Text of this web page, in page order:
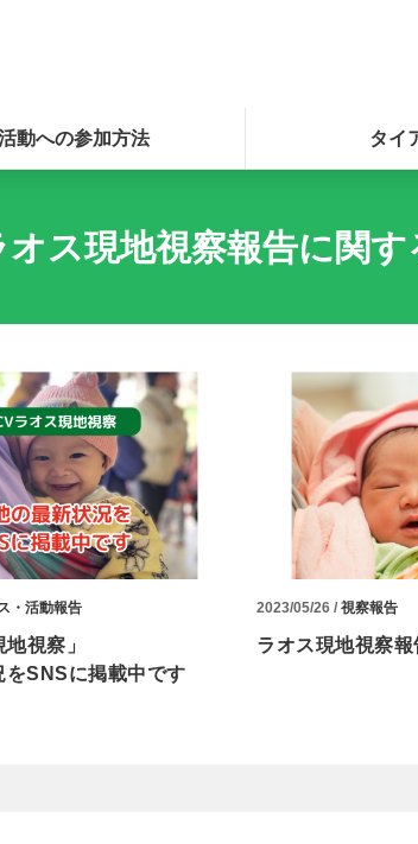
動への参加方法 タイ
オス現地視察報告に関す
・活動報告
視察」
をSNSに掲載中です
2023/05/26 / 視察報告
ラオス現地視察報